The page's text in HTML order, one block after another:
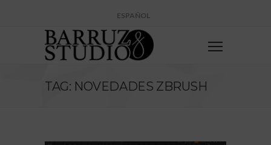
ESPAÑOL
TAG: NOVEDADES ZBRUSH